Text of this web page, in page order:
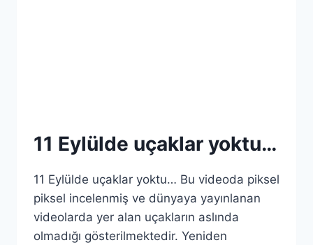
11 Eylülde uçaklar yoktu…
11 Eylülde uçaklar yoktu… Bu videoda piksel
piksel incelenmiş ve dünyaya yayınlanan
videolarda yer alan uçakların aslında
olmadığı gösterilmektedir. Yeniden